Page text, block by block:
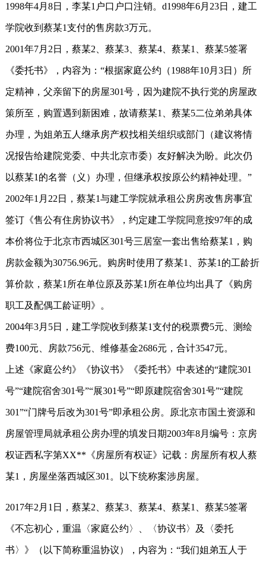
1998年4月8日，李某1户口户口注销。d1998年6月23日，建工
学院收到蔡某1支付的售房款3万元。
2001年7月2日，蔡某2、蔡某3、蔡某4、蔡某1、蔡某5签署
《委托书》，内容为：“根据家庭公约（1988年10月3日）所
定精神，父亲留下的房屋301号，因为建院不执行党的房屋政
策所至，购置遇到新困难，故请蔡某1、蔡某5二位弟弟具体
办理，为姐弟五人继承房产权找相关组织或部门（建议将情
况报告给建院党委、中共北京市委）友好解决为盼。此次仍
以蔡某1的名誉（义）办理，但继承权按原公约精神处理。”
2002年1月22日，蔡某1与建工学院就承租公房房改售房事宜
签订《售公有住房协议书》，约定建工学院同意按97年的成
本价将位于北京市西城区301号三居室一套出售给蔡某1，购
房款金额为30756.96元。购房时使用了蔡某1、苏某1的工龄折
算价款，蔡某1所在单位原及苏某1所在单位均出具了《购房
职工及配偶工龄证明》。
2004年3月5日，建工学院收到蔡某1支付的税票费5元、测绘
费100元、房款756元、维修基金2686元，合计3547元。
上述《家庭公约》《协议书》《委托书》中表述的“建院301
号”“建院宿舍301号”“展301号”“即原建院宿舍301号”“建院
301”“门牌号后改为301号”即承租公房。原北京市国土资源和
房屋管理局就承租公房办理的填发日期2003年8月编号：京房
权证西私字第XX**《房屋所有权证》记载：房屋所有权人蔡
某1，房屋坐落西城区301。以下统称案涉房屋。
2017年2月1日，蔡某2、蔡某3、蔡某4、蔡某1、蔡某5签署
《不忘初心，重温〈家庭公约〉、〈协议书〉及〈委托
书〉》（以下简称重温协议），内容为：“我们姐弟五人于